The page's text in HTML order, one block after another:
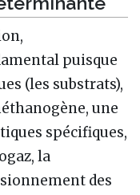
puisque
(les substrats),
une
spécifiques,
la
des